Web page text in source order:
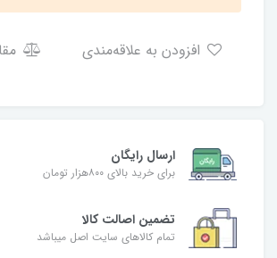
ارسال رایگان
برای خرید بالای ۸۰۰هزار تومان
تضمین اصالت کالا
تمام کالاهای سایت اصل میباشد